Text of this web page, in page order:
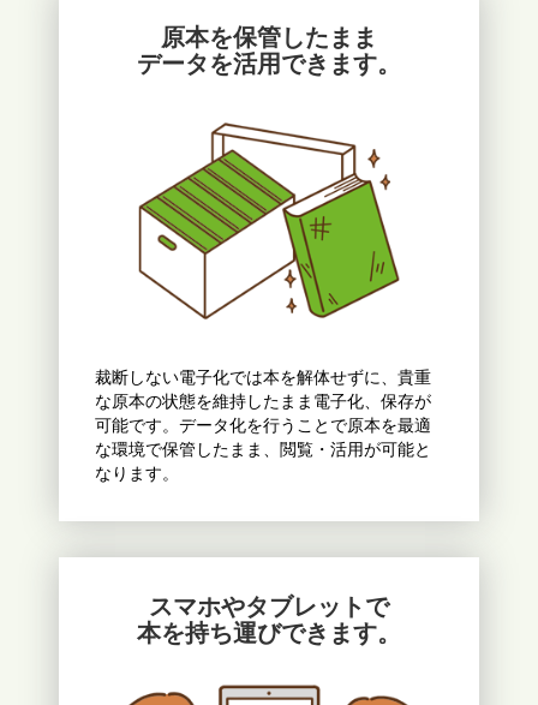
原本を保管したまま
データを活用できます。
裁断しない電子化では本を解体せずに、貴重
な原本の状態を維持したまま電子化、保存が
可能です。データ化を行うことで原本を最適
な環境で保管したまま、閲覧・活用が可能と
なります。
スマホやタブレットで
本を持ち運びできます。